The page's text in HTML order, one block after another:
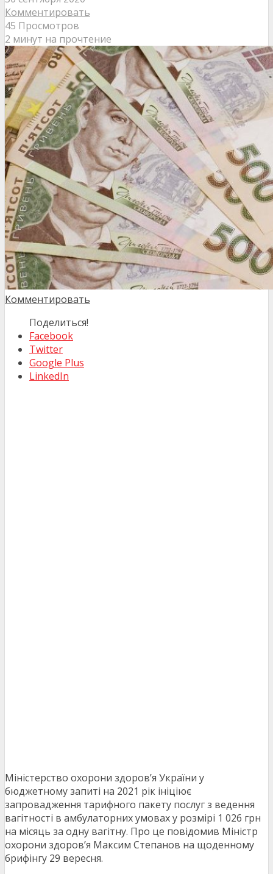
Комментировать
45 Просмотров
2 минут на прочтение
Комментировать
Поделиться!
Facebook
Twitter
Google Plus
LinkedIn
Міністерство охорони здоров’я України у
бюджетному запиті на 2021 рік ініціює
запровадження тарифного пакету послуг з ведення
вагітності в амбулаторних умовах у розмірі 1 026 грн
на місяць за одну вагітну. Про це повідомив Міністр
охорони здоров’я Максим Степанов на щоденному
брифінгу 29 вересня.